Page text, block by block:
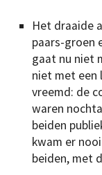
Het draaide
paars-groen
gaat nu niet
niet met een
vreemd: de
waren
beiden
kwam er
beiden, met